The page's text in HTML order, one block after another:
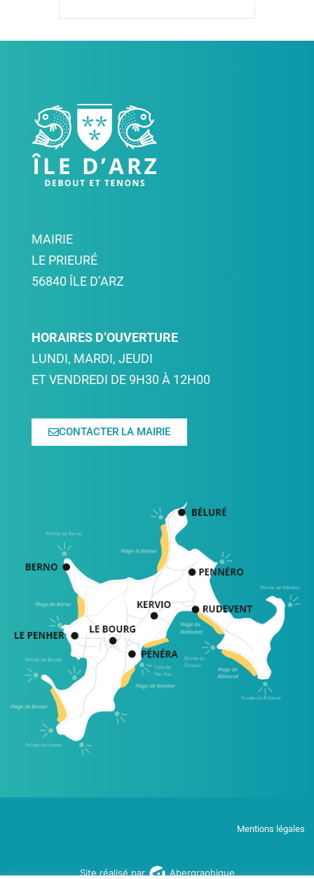
MAIRIE
LE PRIEURÉ
56840 ÎLE D’ARZ
HORAIRES D’OUVERTURE
LUNDI, MARDI, JEUDI
ET VENDREDI DE 9H30 À 12H00
CONTACTER LA MAIRIE
Mentions légales
Site réalisé par Abergraphique